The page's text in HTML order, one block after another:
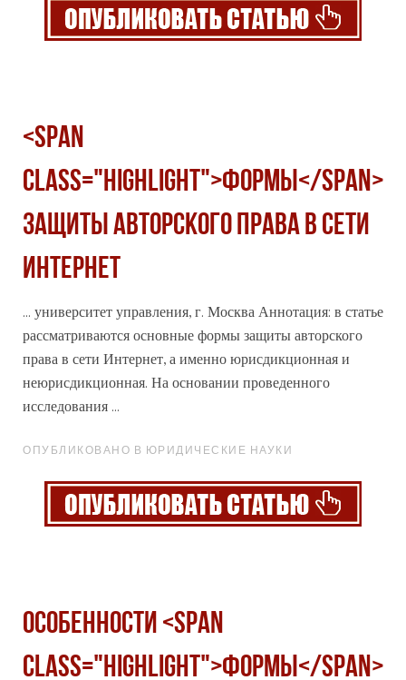
<span
class="highlight">ФОРМЫ</span>
ЗАЩИТЫ АВТОРСКОГО ПРАВА В СЕТИ
ИНТЕРНЕТ
... университет управления, г. Москва Аннотация: в статье
рассматриваются основные формы защиты авторского
права в сети Интернет, а именно юрисдикционная и
неюрисдикционная. На основании проведенного
исследования ...
ОПУБЛИКОВАНО В ЮРИДИЧЕСКИЕ НАУКИ
ОСОБЕННОСТИ <span
class="highlight">ФОРМЫ</span>